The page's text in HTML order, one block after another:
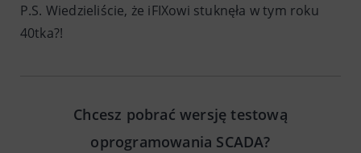
P.S. Wiedzieliście, że iFIXowi stuknęła w tym roku
40tka?!
Chcesz pobrać wersję testową
oprogramowania SCADA?